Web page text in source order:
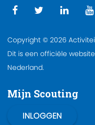
Copyright © 2026
Dit is een officiële
Nederland.
Mijn Scouting